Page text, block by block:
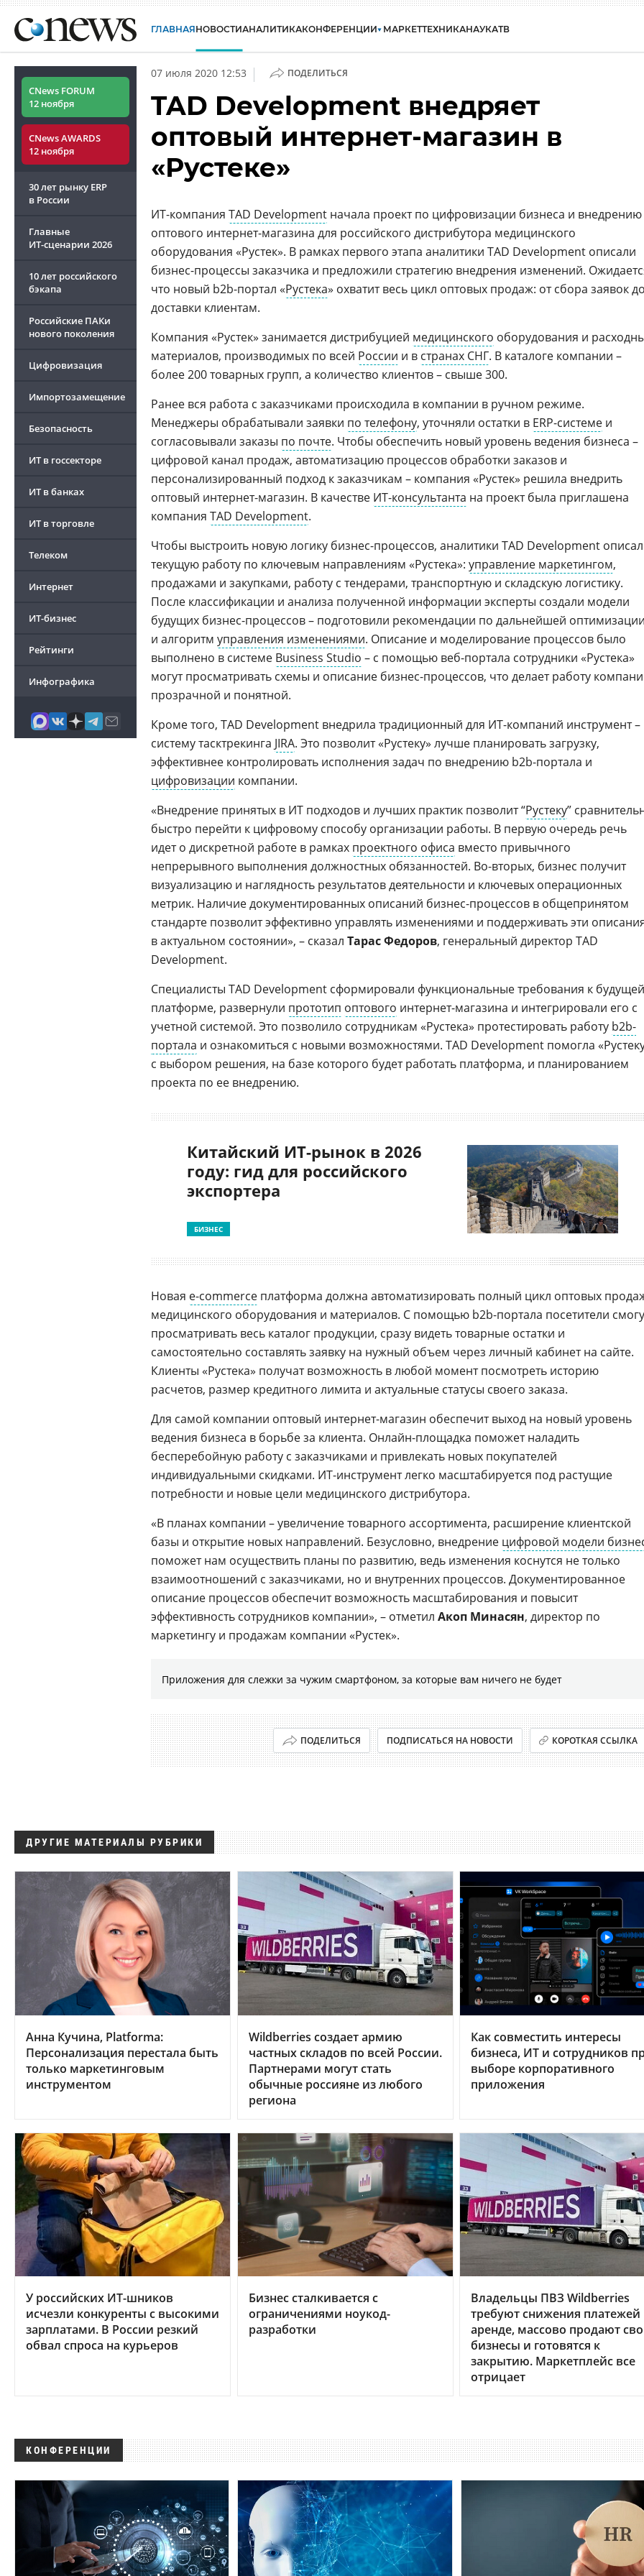
ГЛАВНАЯНОВОСТИАНАЛИТИКАКОНФЕРЕНЦИИ МАРКЕТТЕХНИКАНАУКАТВ
CNews FORUM
12 ноября
CNews AWARDS
12 ноября
30 лет рынку ERP
в России
Главные
ИТ-сценарии 2026
10 лет российского
бэкапа
Российские ПАКи
нового поколения
Цифровизация
Импортозамещение
Безопасность
ИТ в госсекторе
ИТ в банках
ИТ в торговле
Телеком
Интернет
ИТ-бизнес
Рейтинги
Инфографика
07 июля 2020 12:53 | ПОДЕЛИТЬСЯ
TAD Development внедряет
оптовый интернет-магазин в
«Рустеке»
ИТ-компания TAD Development начала проект по цифровизации бизнеса и внедрению
оптового интернет-магазина для российского дистрибутора медицинского
оборудования «Рустек». В рамках первого этапа аналитики TAD Development описали
бизнес-процессы заказчика и предложили стратегию внедрения изменений.
что новый b2b-портал «Рустека» охватит весь цикл оптовых продаж: от сбора заявок
доставки клиентам.
Компания «Рустек» занимается дистрибуцией медицинского оборудования и
материалов, производимых по всей России и в странах СНГ. В каталоге компании –
более 200 товарных групп, а количество клиентов – свыше 300.
Ранее вся работа с заказчиками происходила в компании в ручном режиме.
Менеджеры обрабатывали заявки по телефону, уточняли остатки в ERP-системе и
согласовывали заказы по почте. Чтобы обеспечить новый уровень ведения бизнеса –
цифровой канал продаж, автоматизацию процессов обработки заказов и
персонализированный подход к заказчикам – компания «Рустек» решила внедрить
оптовый интернет-магазин. В качестве ИТ-консультанта на проект была приглашена
компания TAD Development.
Чтобы выстроить новую логику бизнес-процессов, аналитики TAD Development
текущую работу по ключевым направлениям «Рустека»: управление маркетингом,
продажами и закупками, работу с тендерами, транспортную и складскую логистику.
После классификации и анализа полученной информации эксперты создали модели
будущих бизнес-процессов – подготовили рекомендации по дальнейшей
и алгоритм управления изменениями. Описание и моделирование процессов было
выполнено в системе Business Studio – с помощью веб-портала сотрудники «Рустека»
могут просматривать схемы и описание бизнес-процессов, что делает работу
прозрачной и понятной.
Кроме того, TAD Development внедрила традиционный для ИТ-компаний инструмент –
систему тасктрекинга JIRA. Это позволит «Рустеку» лучше планировать загрузку,
эффективнее контролировать исполнения задач по внедрению b2b-портала и
цифровизации компании.
«Внедрение принятых в ИТ подходов и лучших практик позволит “Рустеку”
быстро перейти к цифровому способу организации работы. В первую очередь речь
идет о дискретной работе в рамках проектного офиса вместо привычного
непрерывного выполнения должностных обязанностей. Во-вторых, бизнес получит
визуализацию и наглядность результатов деятельности и ключевых операционных
метрик. Наличие документированных описаний бизнес-процессов в общепринятом
стандарте позволит эффективно управлять изменениями и поддерживать эти
в актуальном состоянии», – сказал Тарас Федоров, генеральный директор TAD
Development.
Специалисты TAD Development сформировали функциональные требования к будущей
платформе, развернули прототип оптового интернет-магазина и интегрировали его с
учетной системой. Это позволило сотрудникам «Рустека» протестировать работу b2b-
портала и ознакомиться с новыми возможностями. TAD Development помогла
с выбором решения, на базе которого будет работать платформа, и планированием
проекта по ее внедрению.
Китайский ИТ-рынок в 2026
году: гид для российского
экспортера
БИЗНЕС
Новая e-commerce платформа должна автоматизировать полный цикл оптовых
медицинского оборудования и материалов. С помощью b2b-портала посетители
просматривать весь каталог продукции, сразу видеть товарные остатки и
самостоятельно составлять заявку на нужный объем через личный кабинет на сайте.
Клиенты «Рустека» получат возможность в любой момент посмотреть историю
расчетов, размер кредитного лимита и актуальные статусы своего заказа.
Для самой компании оптовый интернет-магазин обеспечит выход на новый уровень
ведения бизнеса в борьбе за клиента. Онлайн-площадка поможет наладить
бесперебойную работу с заказчиками и привлекать новых покупателей
индивидуальными скидками. ИТ-инструмент легко масштабируется под растущие
потребности и новые цели медицинского дистрибутора.
«В планах компании – увеличение товарного ассортимента, расширение клиентской
базы и открытие новых направлений. Безусловно, внедрение цифровой модели
поможет нам осуществить планы по развитию, ведь изменения коснутся не только
взаимоотношений с заказчиками, но и внутренних процессов. Документированное
описание процессов обеспечит возможность масштабирования и повысит
эффективность сотрудников компании», – отметил Акоп Минасян, директор по
маркетингу и продажам компании «Рустек».
Приложения для слежки за чужим смартфоном, за которые вам ничего не будет
ПОДЕЛИТЬСЯ ПОДПИСАТЬСЯ НА НОВОСТИ КОРОТКАЯ ССЫЛКА
ДРУГИЕ МАТЕРИАЛЫ РУБРИКИ
Анна Кучина, Platforma:
Персонализация перестала быть
только маркетинговым
инструментом
Wildberries создает армию
частных складов по всей России.
Партнерами могут стать
обычные россияне из любого
региона
Как совместить интересы
бизнеса, ИТ и сотрудников
выборе корпоративного
приложения
У российских ИТ-шников
исчезли конкуренты с высокими
зарплатами. В России резкий
обвал спроса на курьеров
Бизнес сталкивается с
ограничениями ноукод-
разработки
Владельцы ПВЗ Wildberries
требуют снижения платежей
аренде, массово продают
бизнесы и готовятся к
закрытию. Маркетплейс все
отрицает
КОНФЕРЕНЦИИ